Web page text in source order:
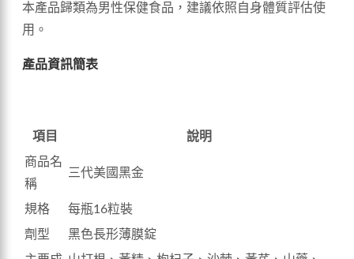
本產品歸類為男性保健食品，建議依照自身體質評估使
用。
產品資訊簡表
項目
說明
商品名
稱
三代美國黑金
規格
每瓶16粒裝
劑型
黑色長形薄膜錠